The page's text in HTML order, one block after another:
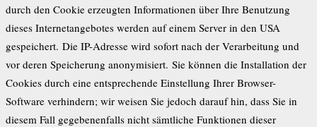
durch den Cookie erzeugten Informationen über Ihre Benutzung
dieses Internetangebotes werden auf einem Server in den USA
gespeichert. Die IP-Adresse wird sofort nach der Verarbeitung und
vor deren Speicherung anonymisiert. Sie können die Installation der
Cookies durch eine entsprechende Einstellung Ihrer Browser-
Software verhindern; wir weisen Sie jedoch darauf hin, dass Sie in
diesem Fall gegebenenfalls nicht sämtliche Funktionen dieser